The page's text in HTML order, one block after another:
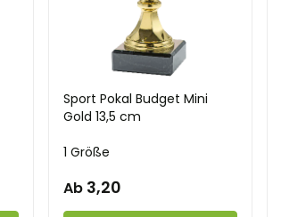
Sport Pokal Budget Mini
Gold 13,5 cm
1 Größe
Ab 3,20